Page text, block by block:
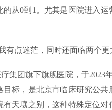
从0到1。尤其是医院进入运
有点迷茫，同时还面临两个更
集团旗下旗舰医院，于2023
标，是北京市临床研究公共
天壤之别，这种特殊定位对